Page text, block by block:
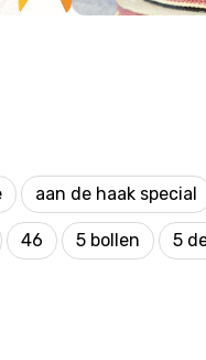
aan de haak special
46 5 bollen 5